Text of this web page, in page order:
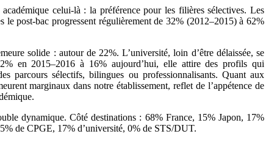
celui-là : la préférence pour les filières sélectives. Les
le post-bac progressent régulièrement de 32% (2012–2015) à 62%
solide : autour de 22%. L’université, loin d’être délaissée, se
en 2015–2016 à 16% aujourd’hui, elle attire des profils qui
parcours sélectifs, bilingues ou professionnalisants. Quant aux
marginaux dans notre établissement, reflet de l’appétence de
dynamique. Côté destinations : 68% France, 15% Japon, 17%
de CPGE, 17% d’université, 0% de STS/DUT.